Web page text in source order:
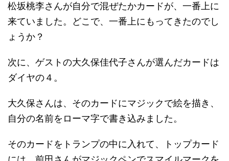
松坂桃李さんが自分で混ぜたかカードが、一番上に
来ていました。どこで、一番上にもってきたのでし
ょうか？
次に、ゲストの大久保佳代子さんが選んだカードは
ダイヤの４。
大久保さんは、そのカードにマジックで絵を描き、
自分の名前をローマ字で書き込みました。
そのカードをトランプの中に入れて、トップカード